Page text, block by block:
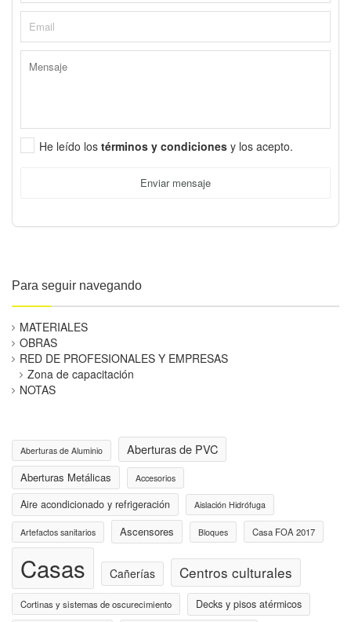
He leído los términos y condiciones y los acepto.
Enviar mensaje
Para seguir navegando
MATERIALES
OBRAS
RED DE PROFESIONALES Y EMPRESAS
Zona de capacitación
NOTAS
Aberturas de Aluminio Aberturas de PVC
Aberturas Metálicas Accesorios
Aire acondicionado y refrigeración Aislación Hidrófuga
Artefactos sanitarios Ascensores Bloques Casa FOA 2017
Casas Cañerías Centros culturales
Cortinas y sistemas de oscurecimiento Decks y pisos atérmicos